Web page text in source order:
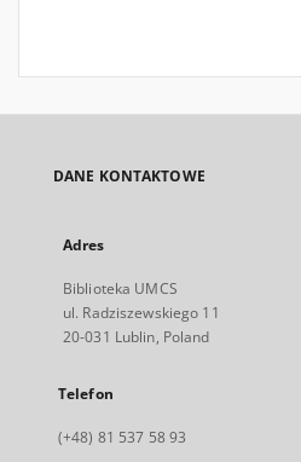
DANE KONTAKTOWE
Adres
Biblioteka UMCS
ul. Radziszewskiego 11
20-031 Lublin, Poland
Telefon
(+48) 81 537 58 93